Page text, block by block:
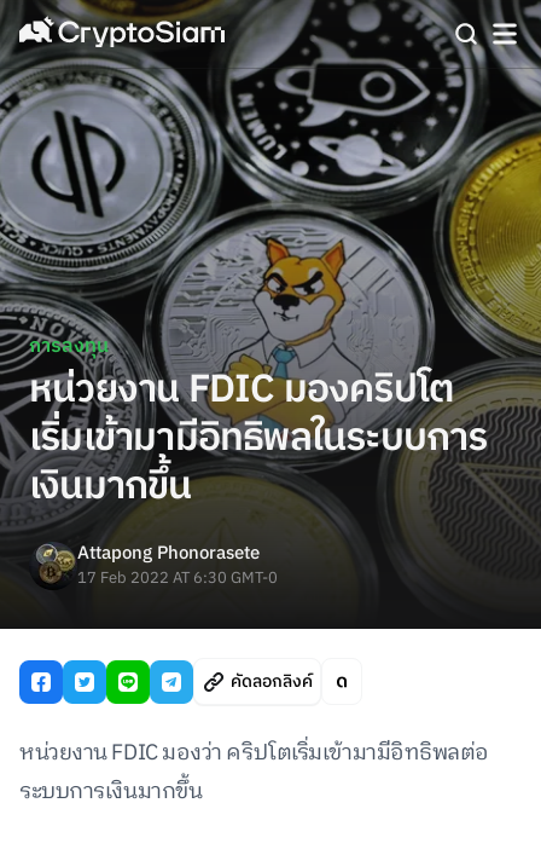
การลงทุน
หน่วยงาน FDIC มองคริปโต
เริ่มเข้ามามีอิทธิพลในระบบการ
เงินมากขึ้น
Attapong Phonorasete
17 Feb 2022 AT 6:30 GMT-0
คัดลอกลิงค์
หน่วยงาน FDIC มองว่า คริปโตเริ่มเข้ามามีอิทธิพลต่อ
ระบบการเงินมากขึ้น